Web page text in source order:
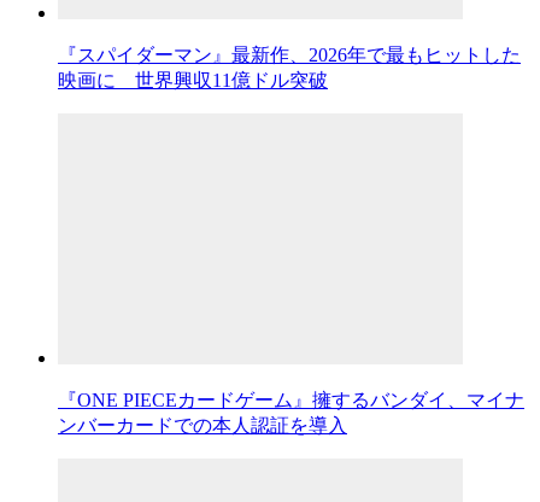
『スパイダーマン』最新作、2026年で最もヒットした
映画に 世界興収11億ドル突破
『ONE PIECEカードゲーム』擁するバンダイ、マイナ
ンバーカードでの本人認証を導入